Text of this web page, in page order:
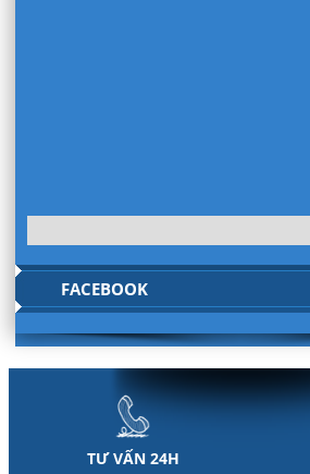
FACEBOOK
TƯ VẤN 24H